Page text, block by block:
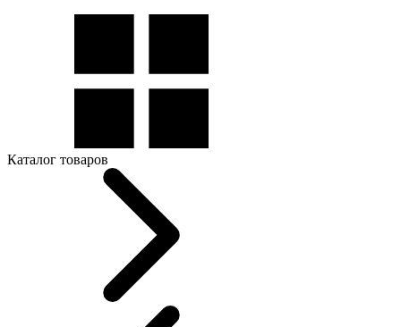
Каталог товаров